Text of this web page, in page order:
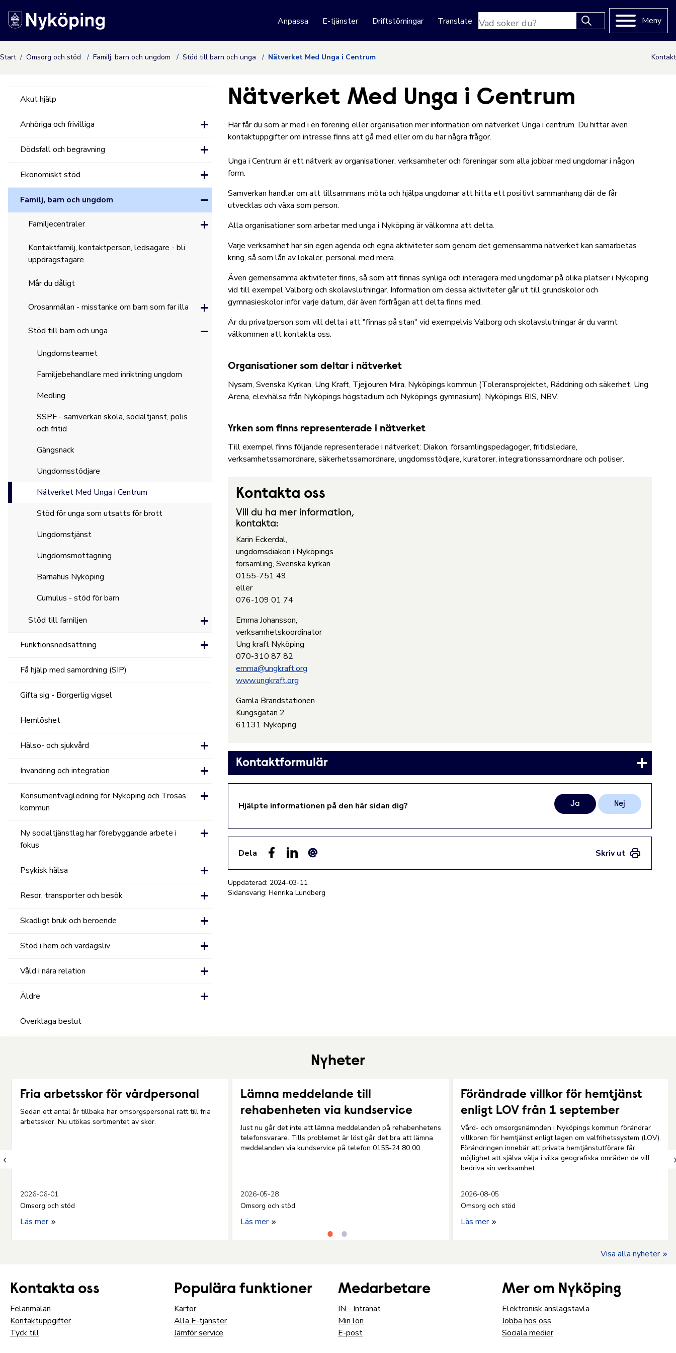
Hoppa till innehåll
Nyköpings kommuns webbplats
Anpassa E-tjänster Driftstörningar Translate
Sökfras
Meny
Start Omsorg och stöd Familj, barn och ungdom Stöd till barn och unga Nätverket Med Unga i Centrum Kontakt
Nätverket Med Unga i Centrum
Här får du som är med i en förening eller organisation mer information om nätverket Unga i centrum. Du hittar även
kontaktuppgifter om intresse finns att gå med eller om du har några frågor.
Unga i Centrum är ett nätverk av organisationer, verksamheter och föreningar som alla jobbar med ungdomar i någon
form.
Samverkan handlar om att tillsammans möta och hjälpa ungdomar att hitta ett positivt sammanhang där de får
utvecklas och växa som person.
Alla organisationer som arbetar med unga i Nyköping är välkomna att delta.
Varje verksamhet har sin egen agenda och egna aktiviteter som genom det gemensamma nätverket kan samarbetas
kring, så som lån av lokaler, personal med mera.
Även gemensamma aktiviteter finns, så som att finnas synliga och interagera med ungdomar på olika platser i Nyköping
vid till exempel Valborg och skolavslutningar. Information om dessa aktiviteter går ut till grundskolor och
gymnasieskolor inför varje datum, där även förfrågan att delta finns med.
Är du privatperson som vill delta i att "finnas på stan" vid exempelvis Valborg och skolavslutningar är du varmt
välkommen att kontakta oss.
Organisationer som deltar i nätverket
Nysam, Svenska Kyrkan, Ung Kraft, Tjejjouren Mira, Nyköpings kommun (Toleransprojektet, Räddning och säkerhet, Ung
Arena, elevhälsa från Nyköpings högstadium och Nyköpings gymnasium), Nyköpings BIS, NBV.
Yrken som finns representerade i nätverket
Till exempel finns följande representerade i nätverket: Diakon, församlingspedagoger, fritidsledare,
verksamhetssamordnare, säkerhetssamordnare, ungdomsstödjare, kuratorer, integrationssamordnare och poliser.
Kontakta oss
Vill du ha mer information,
kontakta:
Karin Eckerdal,
ungdomsdiakon i Nyköpings
församling, Svenska kyrkan
0155-751 49
eller
076-109 01 74
Emma Johansson,
verksamhetskoordinator
Ung kraft Nyköping
070-310 87 82
emma@ungkraft.org
www.ungkraft.org
Gamla Brandstationen
Kungsgatan 2
61131 Nyköping
Kontaktformulär
Hjälpte informationen på den här sidan dig? Ja Nej
Dela
Skriv ut
Uppdaterad: 2024-03-11
Sidansvarig: Henrika Lundberg
Akut hjälp
Anhöriga och frivilliga
Dödsfall och begravning
Ekonomiskt stöd
Familj, barn och ungdom
Familjecentraler
Kontaktfamilj, kontaktperson, ledsagare - bli
uppdragstagare
Mår du dåligt
Orosanmälan - misstanke om barn som far illa
Stöd till barn och unga
Ungdomsteamet
Familjebehandlare med inriktning ungdom
Medling
SSPF - samverkan skola, socialtjänst, polis
och fritid
Gängsnack
Ungdomsstödjare
Nätverket Med Unga i Centrum
Stöd för unga som utsatts för brott
Ungdomstjänst
Ungdomsmottagning
Barnahus Nyköping
Cumulus - stöd för barn
Stöd till familjen
Funktionsnedsättning
Få hjälp med samordning (SIP)
Gifta sig - Borgerlig vigsel
Hemlöshet
Hälso- och sjukvård
Invandring och integration
Konsumentvägledning för Nyköping och Trosas
kommun
Ny socialtjänstlag har förebyggande arbete i
fokus
Psykisk hälsa
Resor, transporter och besök
Skadligt bruk och beroende
Stöd i hem och vardagsliv
Våld i nära relation
Äldre
Överklaga beslut
Nyheter
Fria arbetsskor för vårdpersonal
Sedan ett antal år tillbaka har omsorgspersonal rätt till fria
arbetsskor. Nu utökas sortimentet av skor.
2026-06-01
Omsorg och stöd
Läs mer
Lämna meddelande till
rehabenheten via kundservice
Just nu går det inte att lämna meddelanden på rehabenhetens
telefonsvarare. Tills problemet är löst går det bra att lämna
meddelanden via kundservice på telefon 0155-24 80 00.
2026-05-28
Omsorg och stöd
Läs mer
Förändrade villkor för hemtjänst
enligt LOV från 1 september
Vård- och omsorgsnämnden i Nyköpings kommun förändrar
villkoren för hemtjänst enligt lagen om valfrihetssystem (LOV).
Förändringen innebär att privata hemtjänstutförare får
möjlighet att själva välja i vilka geografiska områden de vill
bedriva sin verksamhet.
2026-08-05
Omsorg och stöd
Läs mer
Visa alla nyheter
Kontakta oss
Felanmälan
Kontaktuppgifter
Tyck till
Populära funktioner
Kartor
Alla E-tjänster
Jämför service
Medarbetare
IN - Intranät
Min lön
E-post
Mer om Nyköping
Elektronisk anslagstavla
Jobba hos oss
Sociala medier